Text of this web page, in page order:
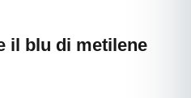
il blu di metilene